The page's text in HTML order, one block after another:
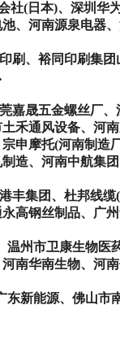
社(日本)、深圳华
、河南源泉电器
刷、裕同印刷集团
嘉晟五金螺丝厂、
禾通风设备、河
申摩托(河南制造
造、河南中航集团
丰集团、杜邦线缆(
高钢丝制品、广
温州市卫康生物医
河南华南生物、河
东新能源、佛山市